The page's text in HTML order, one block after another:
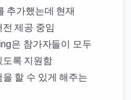
추가했는데 현재
제공 중임
은 참가자들이 모두
도록 지원함
할 수 있게 해주는